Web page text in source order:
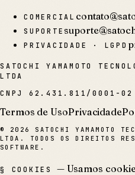
COMERCIAL
SUPORTE
PRIVACIDADE · LGPD
SATOCHI YAMAMOTO
LTDA
CNPJ 62.431.811/0001-02
Termos de UsoPrivacidade
© 2026
SATOCHI YAMAMOTO
LTDA. TODOS OS DIREITOS
SOFTWARE.
§ COOKIES
— Usamos